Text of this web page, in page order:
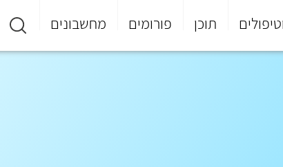
תוכן פורומים מחשבונים